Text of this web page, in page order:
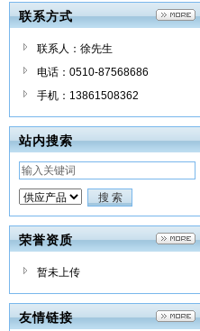
联系方式
联系人：徐先生
电话：0510-87568686
手机：13861508362
站内搜索
荣誉资质
暂未上传
友情链接